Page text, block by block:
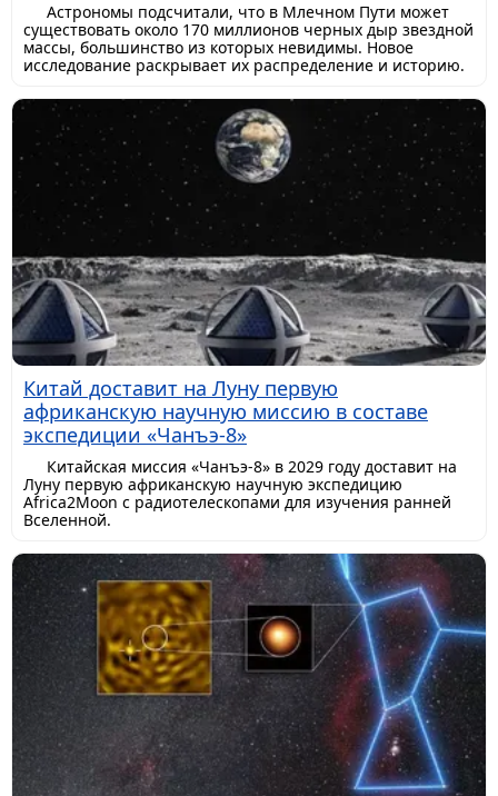
Астрономы подсчитали, что в Млечном Пути может
существовать около 170 миллионов черных дыр звездной
массы, большинство из которых невидимы. Новое
исследование раскрывает их распределение и историю.
Китай доставит на Луну первую
африканскую научную миссию в составе
экспедиции «Чанъэ-8»
Китайская миссия «Чанъэ-8» в 2029 году доставит на
Луну первую африканскую научную экспедицию
Africa2Moon с радиотелескопами для изучения ранней
Вселенной.